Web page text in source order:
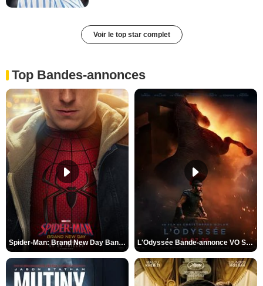
Voir le top star complet
Top Bandes-annonces
Spider-Man: Brand New Day Bande-annonce VO STFR L'Odyssée Bande-annonce VO STFR